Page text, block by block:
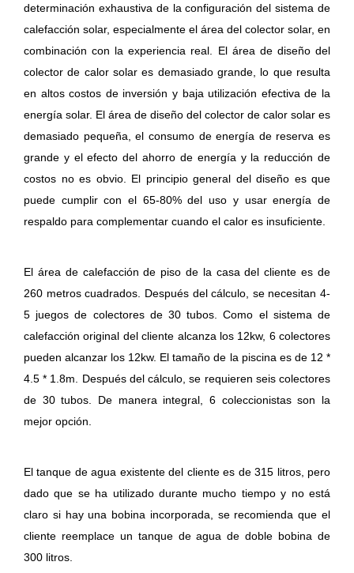
determinación exhaustiva de la configuración del sistema de
calefacción solar, especialmente el área del colector solar, en
combinación con la experiencia real. El área de diseño del
colector de calor solar es demasiado grande, lo que resulta
en altos costos de inversión y baja utilización efectiva de la
energía solar. El área de diseño del colector de calor solar es
demasiado pequeña, el consumo de energía de reserva es
grande y el efecto del ahorro de energía y la reducción de
costos no es obvio. El principio general del diseño es que
puede cumplir con el 65-80% del uso y usar energía de
respaldo para complementar cuando el calor es insuficiente.
El área de calefacción de piso de la casa del cliente es de
260 metros cuadrados. Después del cálculo, se necesitan 4-
5 juegos de colectores de 30 tubos. Como el sistema de
calefacción original del cliente alcanza los 12kw, 6 colectores
pueden alcanzar los 12kw. El tamaño de la piscina es de 12 *
4.5 * 1.8m. Después del cálculo, se requieren seis colectores
de 30 tubos. De manera integral, 6 coleccionistas son la
mejor opción.
El tanque de agua existente del cliente es de 315 litros, pero
dado que se ha utilizado durante mucho tiempo y no está
claro si hay una bobina incorporada, se recomienda que el
cliente reemplace un tanque de agua de doble bobina de
300 litros.